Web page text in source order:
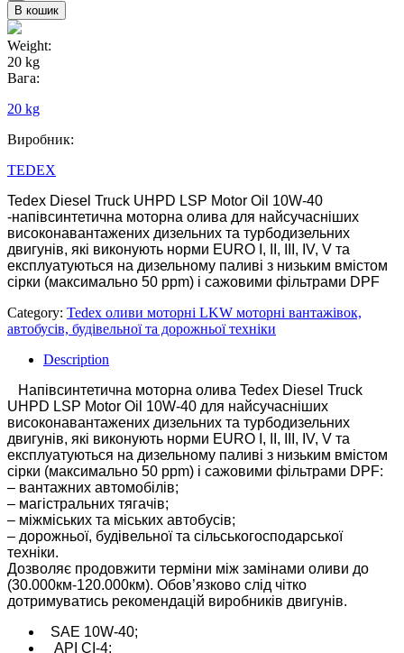
В кошик
Weight:
20 kg
Вага:
20 kg
Виробник:
TEDEX
Tedex Diesel Truck UHPD LSP Motor Oil 10W-40
-напівсинтетична моторна олива для найсучасніших
високонавантажених дизельних та турбодизельних
двигунів, які виконують норми EURO I, II, III, IV, V та
експлуатуються на дизельному паливі з низьким вмістом
сірки (максимально 50 ppm) і сажовими фільтрами DPF
Category: Tedex оливи моторні LKW моторні вантажівок,
автобусів, будівельної та дорожньої техніки
Description
Напівсинтетична моторна олива Tedex Diesel Truck
UHPD LSP Motor Oil 10W-40 для найсучасніших
високонавантажених дизельних та турбодизельних
двигунів, які виконують норми EURO I, II, III, IV, V та
експлуатуються на дизельному паливі з низьким вмістом
сірки (максимально 50 ppm) і сажовими фільтрами DPF:
– вантажних автомобілів;
– магістральних тягачів;
– міжміських та міських автобусів;
– дорожньої, будівельної та сільськогосподарської
техніки.
Дозволяє продовжити терміни між замінами оливи до
(30.000км-120.000км). Обов’язково слід чітко
дотримуватись рекомендацій виробників двигунів.
SAE 10W-40;
API CI-4;